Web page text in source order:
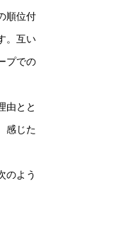
順位付
。互い
プでの
由とと
感じた
のよう